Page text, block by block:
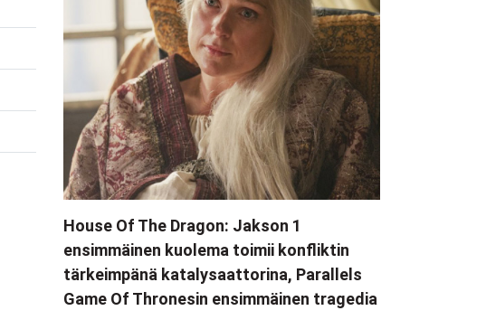
House Of The Dragon: Jakson 1
ensimmäinen kuolema toimii konfliktin
tärkeimpänä katalysaattorina, Parallels
Game Of Thronesin ensimmäinen tragedia